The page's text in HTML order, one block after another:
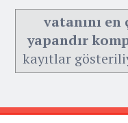
vatanını
yapandır
kayıtlar